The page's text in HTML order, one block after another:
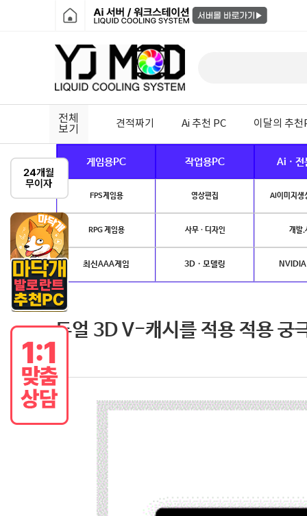
전체
보기
견적짜기 Ai 추천 PC 이달의 추천
게임용PC 작업용PC Ai · 전
FPS게임용 영상편집 AI이미지생
RPG 게임용 사무 · 디자인 개발.
최신AAA게임 3D · 모델링
듀얼 3D V-캐시를 적용 적용